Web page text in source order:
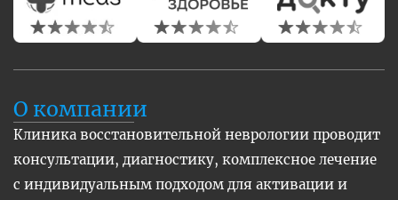
О компании
Клиника восстановительной неврологии проводит
консультации, диагностику, комплексное лечение
с индивидуальным подходом для активации и